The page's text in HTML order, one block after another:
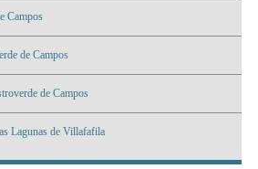
Campos
de Campos
de Campos
Lagunas de Villafafila